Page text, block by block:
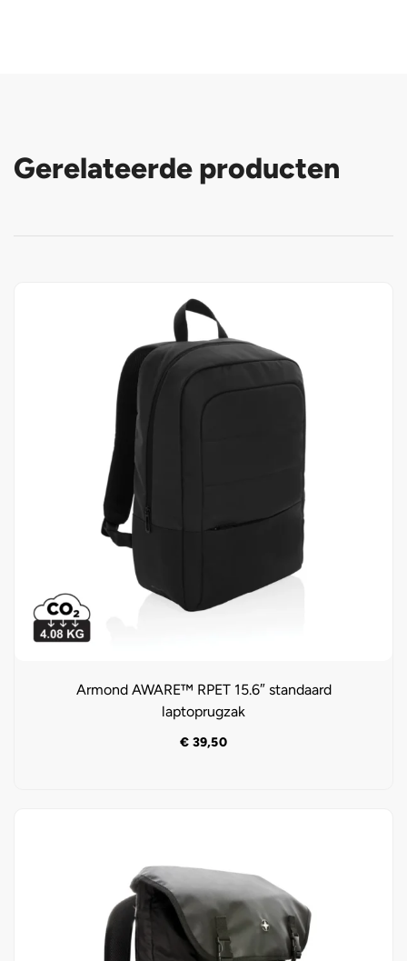
Gerelateerde producten
Armond AWARE™ RPET 15.6″ standaard
laptoprugzak
€ 39,50